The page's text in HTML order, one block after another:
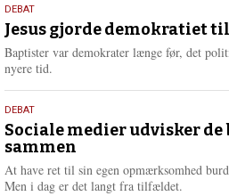
18.
maj
2026
DEBAT
Jesus gjorde demokratiet
Baptister var demokrater længe før, det
nyere tid.
18.
maj
2026
DEBAT
Sociale medier udvisker de
sammen
At have ret til sin egen opmærksomhed
Men i dag er det langt fra tilfældet.